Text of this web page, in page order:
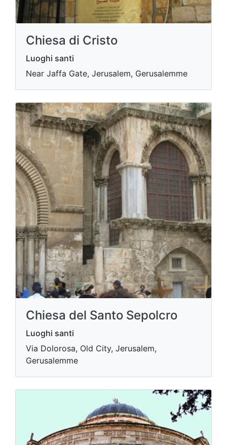
Chiesa di Cristo
Luoghi santi
Near Jaffa Gate, Jerusalem, Gerusalemme
Chiesa del Santo Sepolcro
Luoghi santi
Via Dolorosa, Old City, Jerusalem,
Gerusalemme